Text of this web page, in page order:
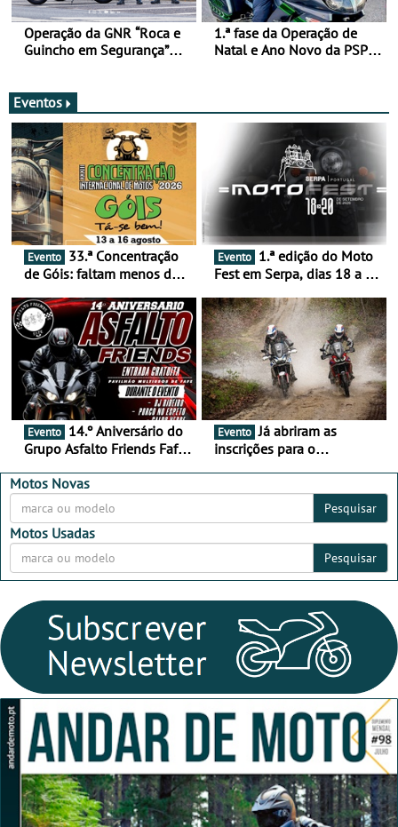
Operação da GNR “Roca e
Guincho em Segurança”
1.ª fase da Operação de
Natal e Ano Novo da PSP e
Eventos
Evento
de Góis: faltam menos de
16 de agosto
Evento
Fest em Serpa, dias 18 a 20
duas rodas invade o Baixo
Alentejo
Evento
Grupo Asfalto Friends Fafe,
2026
Evento Já abriram as
inscrições para o
Motos Novas
Pesquisar
Motos Usadas
Pesquisar